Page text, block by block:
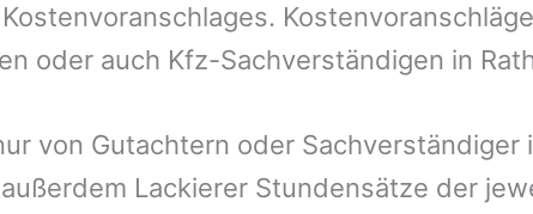
oder auch Kfz-Sachverständigen in
von Gutachtern oder Sachverständiger
Lackierer Stundensätze der